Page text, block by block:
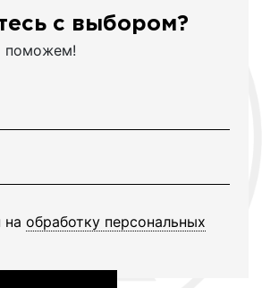
с выбором?
поможем!
на обработку персональных